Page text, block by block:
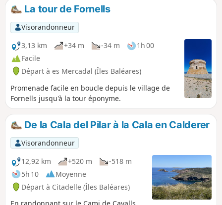
La tour de Fornells
Visorandonneur
3,13 km
+34 m -34 m
1h 00
Facile
Départ à es Mercadal (Îles Baléares)
Promenade facile en boucle depuis le village de
Fornells jusqu'à la tour éponyme.
De la Cala del Pilar à la Cala en Calderer
Visorandonneur
12,92 km
+520 m
-518 m
5h 10
Moyenne
Départ à Citadelle (Îles Baléares)